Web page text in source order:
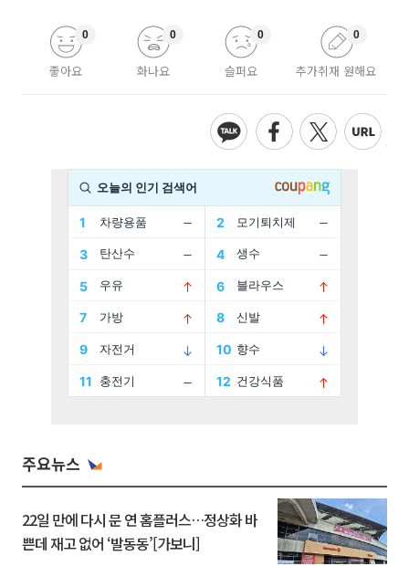
좋아요
0
화나요
0
슬퍼요
0
추가취재 원해요
0
주요뉴스
22일 만에 다시 문 연 홈플러스…정상화 바
쁜데 재고 없어 ‘발동동’[가보니]